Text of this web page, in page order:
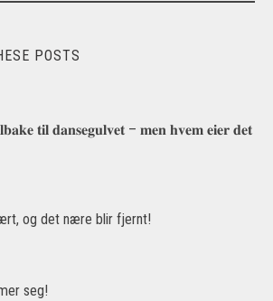
POSTS
𝐭𝐢𝐥 𝐝𝐚𝐧𝐬𝐞𝐠𝐮𝐥𝐯𝐞𝐭 – 𝐦𝐞𝐧 𝐡𝐯𝐞𝐦 𝐞𝐢𝐞𝐫 𝐝𝐞𝐭
og det nære blir fjernt!
seg!